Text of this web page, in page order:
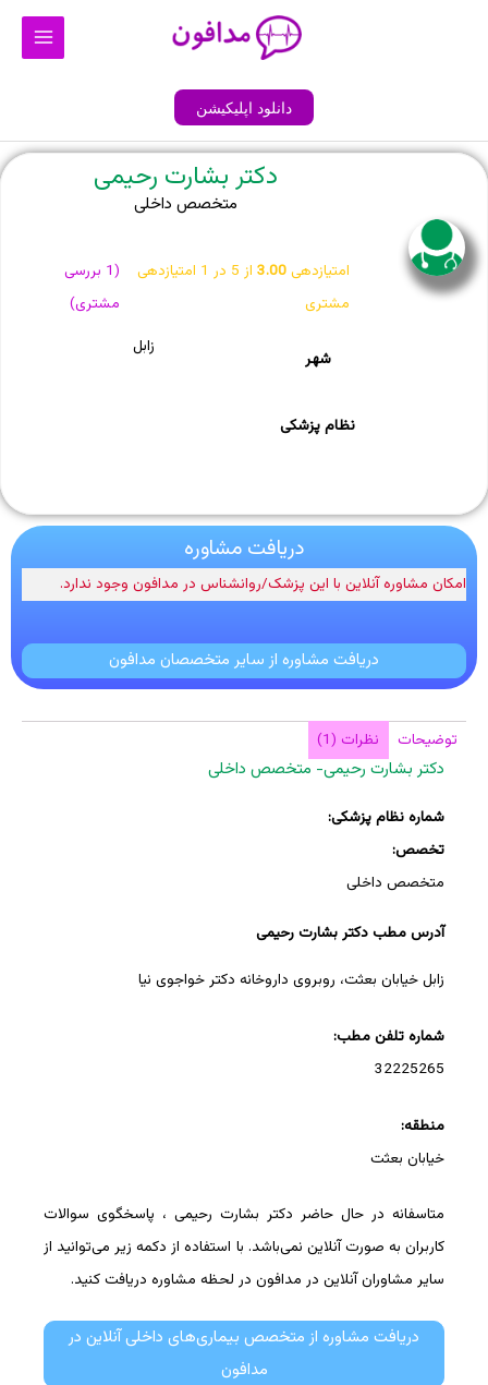
Main
دانلود اپلیکیشن
دکتر بشارت رحیمی
متخصص داخلی
امتیازدهی3.00 از 5 در 1 امتیازدهی
مشتری
(
1 بررسی
مشتری)
شهر
زابل
نظام پزشکی
دریافت مشاوره
امکان مشاوره آنلاین با این پزشک/روانشناس در مدافون وجود ندارد.
دریافت مشاوره از سایر متخصصان مدافون
توضیحات نظرات (1)
دکتر بشارت رحیمی- متخصص داخلی
شماره نظام پزشکی:
تخصص:
متخصص داخلی
آدرس مطب دکتر بشارت رحیمی
زابل خیابان بعثت، روبروی داروخانه دکتر خواجوی نیا
شماره تلفن مطب:
32225265
منطقه:
خیابان بعثت
متاسفانه در حال حاضر دکتر بشارت رحیمی ، پاسخگوی سوالات
کاربران به صورت آنلاین نمی‌باشد. با استفاده از دکمه زیر می‌توانید از
سایر مشاوران آنلاین در مدافون در لحظه مشاوره دریافت کنید.
دریافت مشاوره از متخصص بیماری‌های داخلی آنلاین در
مدافون